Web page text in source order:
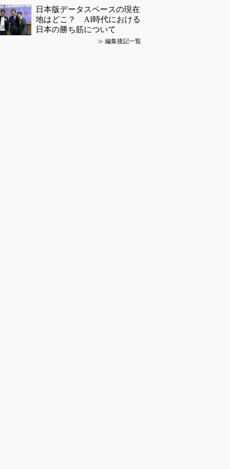
日本版データスペースの現在
地はどこ？ AI時代における
日本の勝ち筋について
≫ 編集後記一覧